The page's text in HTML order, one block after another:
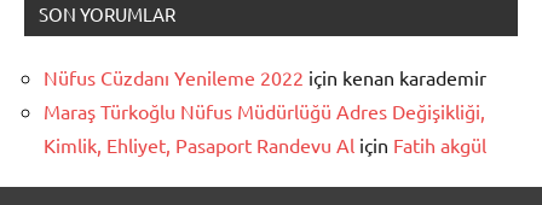
SON YORUMLAR
Nüfus Cüzdanı Yenileme 2022 için kenan karademir
Maraş Türkoğlu Nüfus Müdürlüğü Adres Değişikliği,
Kimlik, Ehliyet, Pasaport Randevu Al için Fatih akgül